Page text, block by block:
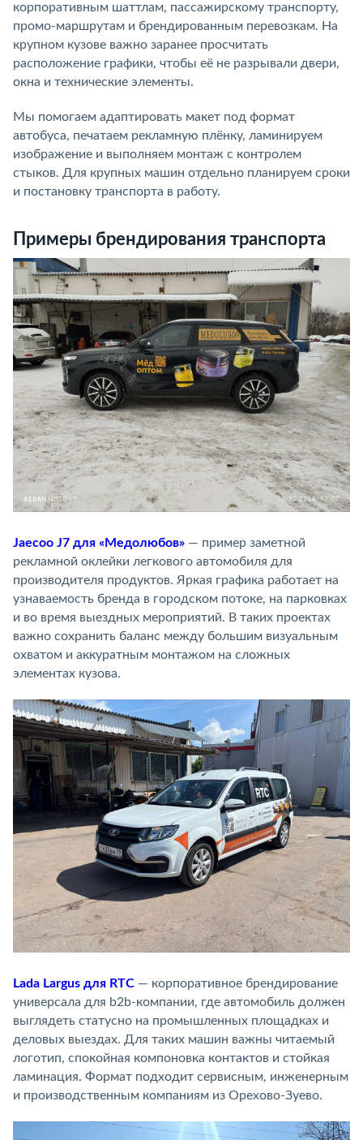
корпоративным шаттлам, пассажирскому транспорту,
промо-маршрутам и брендированным перевозкам. На
крупном кузове важно заранее просчитать
расположение графики, чтобы её не разрывали двери,
окна и технические элементы.
Мы помогаем адаптировать макет под формат
автобуса, печатаем рекламную плёнку, ламинируем
изображение и выполняем монтаж с контролем
стыков. Для крупных машин отдельно планируем сроки
и постановку транспорта в работу.
Примеры брендирования транспорта
Jaecoo J7 для «Медолюбов» — пример заметной
рекламной оклейки легкового автомобиля для
производителя продуктов. Яркая графика работает на
узнаваемость бренда в городском потоке, на парковках
и во время выездных мероприятий. В таких проектах
важно сохранить баланс между большим визуальным
охватом и аккуратным монтажом на сложных
элементах кузова.
Lada Largus для RTC — корпоративное брендирование
универсала для b2b-компании, где автомобиль должен
выглядеть статусно на промышленных площадках и
деловых выездах. Для таких машин важны читаемый
логотип, спокойная компоновка контактов и стойкая
ламинация. Формат подходит сервисным, инженерным
и производственным компаниям из Орехово-Зуево.